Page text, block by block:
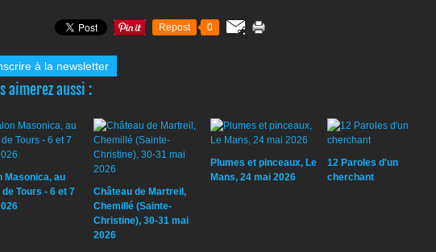
Repost 0
à la newsletter
aimerez aussi :
Masonica, au
de Tours - 6 et 7
Château de Martreil,
Chemillé (Sainte-
Christine), 30-31 mai
2026
Plumes et pinceaux, Le
Mans, 24 mai 2026
12 Paroles d'un
cherchant